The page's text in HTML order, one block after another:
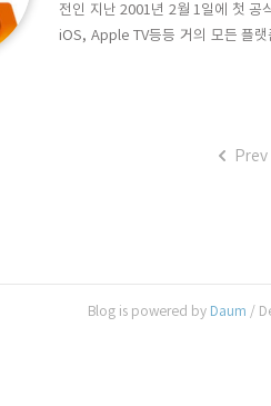
전인 지난 2001년 2월 1일에 첫
iOS, Apple TV등등 거의 모든 플
가장 많은 사랑을 받고 있습니다.
Prev
Blog is powered by Daum /